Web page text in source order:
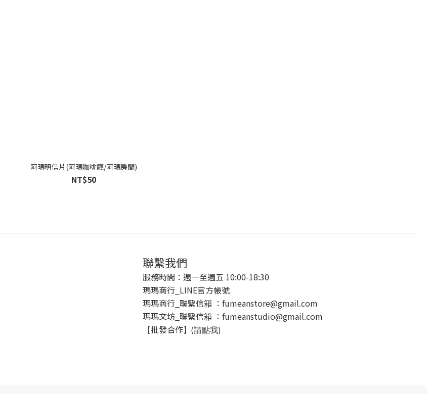
阿瑪明信片(阿瑪咖啡廳/阿瑪房間)
NT$50
聯繫我們
服務時間：週一至週五 10:00-18:30
瑪瑪商行_LINE官方帳號
瑪瑪商行_聯繫信箱 ：fumeanstore@gmail.com
瑪瑪文坊_聯繫信箱 ：fumeanstudio@gmail.com
【批發合作】(請點我)